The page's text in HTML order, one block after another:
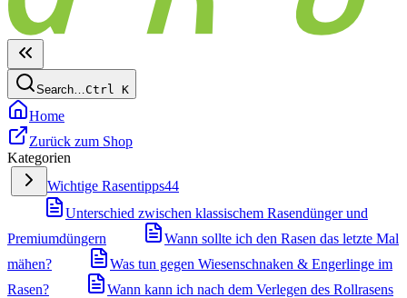
Search…Ctrl K
Home
Zurück zum Shop
Kategorien
Wichtige Rasentipps44
Unterschied zwischen klassischem Rasendünger und
Premiumdüngern
Wann sollte ich den Rasen das letzte Mal
mähen?
Was tun gegen Wiesenschnaken & Engerlinge im
Rasen?
Wann kann ich nach dem Verlegen des Rollrasens